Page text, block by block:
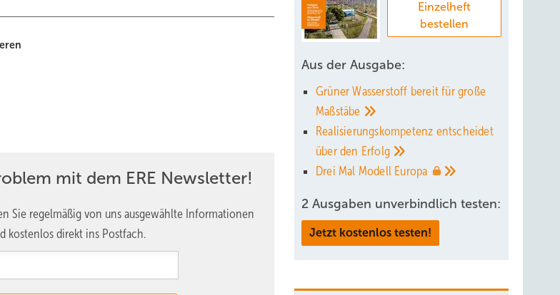
mit dem ERE Newsletter!
Sie regelmäßig von uns ausgewählte Informationen
kostenlos direkt ins Postfach.
Einzelheft
bestellen
Aus der Ausgabe:
Grüner Wasserstoff bereit für große
Maßstäbe
Realisierungskompetenz entscheidet
über den Erfolg
Drei Mal Modell Europa
2 Ausgaben unverbindlich testen:
Jetzt kostenlos testen!